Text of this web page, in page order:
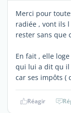
Merci pour
radiée , vont ils
rester sans que
En fait , elle
qui lui a dit qu il
car ses impôts (
Réagir